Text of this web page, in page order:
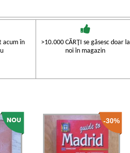
acum în
>10.000 CĂRŢI se găsesc doar la
noi în magazin
-30%